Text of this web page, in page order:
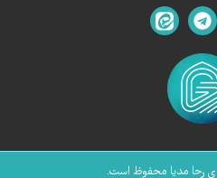
رحا مدیا محفوظ است.